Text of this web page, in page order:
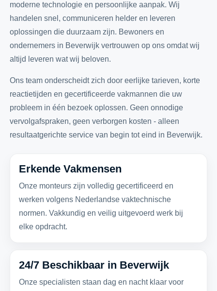
moderne technologie en persoonlijke aanpak. Wij
handelen snel, communiceren helder en leveren
oplossingen die duurzaam zijn. Bewoners en
ondernemers in Beverwijk vertrouwen op ons omdat wij
altijd leveren wat wij beloven.
Ons team onderscheidt zich door eerlijke tarieven, korte
reactietijden en gecertificeerde vakmannen die uw
probleem in één bezoek oplossen. Geen onnodige
vervolgafspraken, geen verborgen kosten - alleen
resultaatgerichte service van begin tot eind in Beverwijk.
Erkende Vakmensen
Onze monteurs zijn volledig gecertificeerd en
werken volgens Nederlandse vaktechnische
normen. Vakkundig en veilig uitgevoerd werk bij
elke opdracht.
24/7 Beschikbaar in Beverwijk
Onze specialisten staan dag en nacht klaar voor